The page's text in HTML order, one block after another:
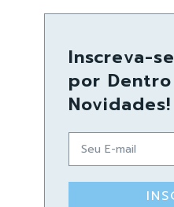
Inscreva-
por
Novidades!